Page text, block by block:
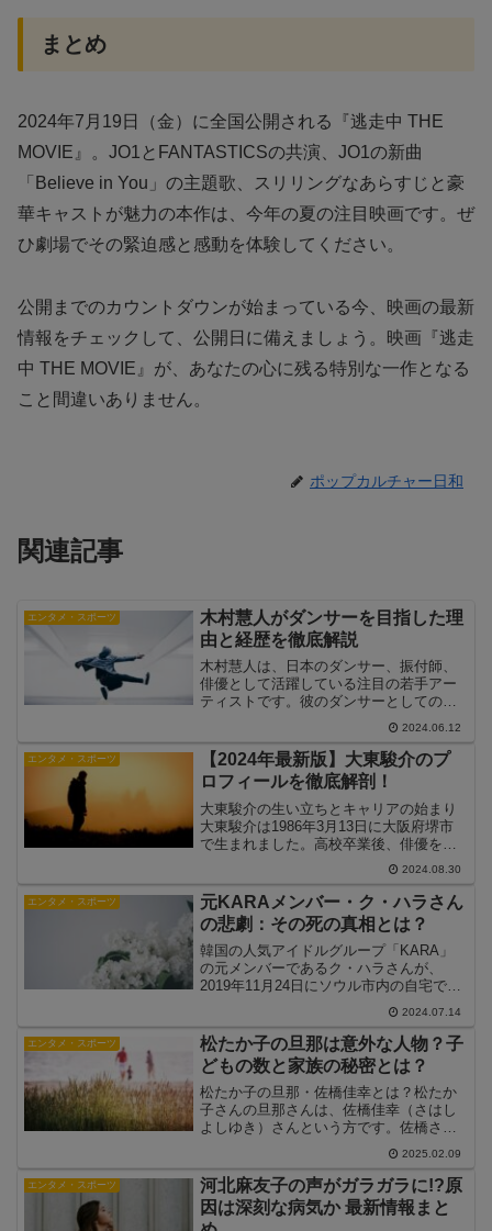
まとめ
2024年7月19日（金）に全国公開される『逃走中 THE
MOVIE』。JO1とFANTASTICSの共演、JO1の新曲
「Believe in You」の主題歌、スリリングなあらすじと豪
華キャストが魅力の本作は、今年の夏の注目映画です。ぜ
ひ劇場でその緊迫感と感動を体験してください。
公開までのカウントダウンが始まっている今、映画の最新
情報をチェックして、公開日に備えましょう。映画『逃走
中 THE MOVIE』が、あなたの心に残る特別な一作となる
こと間違いありません。
ポップカルチャー日和
関連記事
エンタメ・スポーツ
木村慧人がダンサーを目指した理
由と経歴を徹底解説
木村慧人は、日本のダンサー、振付師、
俳優として活躍している注目の若手アー
ティストです。彼のダンサーとしての道
のりは決して平坦なものではありません
でしたが、情熱と努力によって夢を実現
させてきました。今回は、木村慧人がダ
ンサーを目指した理由と、...
2024.06.12
エンタメ・スポーツ
【2024年最新版】大東駿介のプ
ロフィールを徹底解剖！
大東駿介の生い立ちとキャリアの始まり
大東駿介は1986年3月13日に大阪府堺市
で生まれました。高校卒業後、俳優を志
して上京し、芸能事務所のオーディショ
ンでグランプリを受賞したことをきっか
けに芸能界入りしました。2005年にはテ
レビドラマ「野...
2024.08.30
エンタメ・スポーツ
元KARAメンバー・ク・ハラさん
の悲劇：その死の真相とは？
韓国の人気アイドルグループ「KARA」
の元メンバーであるク・ハラさんが、
2019年11月24日にソウル市内の自宅で亡
くなりました。彼女の死は自殺と見られ
ており、その背景には様々な要因が絡ん
でいるとされています。本記事では、
ク・ハラさんの生涯...
2024.07.14
エンタメ・スポーツ
松たか子の旦那は意外な人物？子
どもの数と家族の秘密とは？
松たか子の旦那・佐橋佳幸とは？松たか
子さんの旦那さんは、佐橋佳幸（さはし
よしゆき）さんという方です。佐橋さん
は1961年9月7日生まれの東京都出身で、
ギタリストや音楽プロデューサーとして
活躍しています。実は佐橋さん、音楽業
界では「日本一忙...
2025.02.09
エンタメ・スポーツ
河北麻友子の声がガラガラに!?原
因は深刻な病気か 最新情報まと